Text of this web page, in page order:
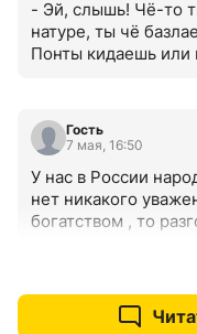
- Эй, слышь! Чё-то
натуре, ты чё
Понты кидаешь или
Гость
7 мая, 16:50
У нас в России
нет никакого
богатством , то